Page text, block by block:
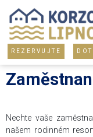
REZERVUJTE
Nechte vaše
našem rodinném